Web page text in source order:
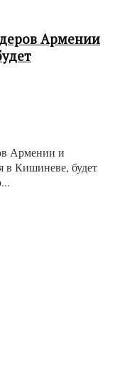
Армении
Армении и
в Кишиневе, будет